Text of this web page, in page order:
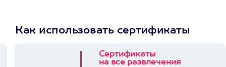
Как использовать сертификаты
Сертификаты
на все развлечения